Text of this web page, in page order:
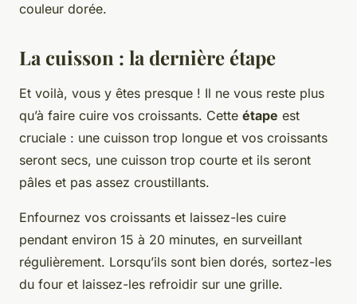
couleur dorée.
La cuisson : la dernière étape
Et voilà, vous y êtes presque ! Il ne vous reste plus
qu’à faire cuire vos croissants. Cette étape est
cruciale : une cuisson trop longue et vos croissants
seront secs, une cuisson trop courte et ils seront
pâles et pas assez croustillants.
Enfournez vos croissants et laissez-les cuire
pendant environ 15 à 20 minutes, en surveillant
régulièrement. Lorsqu’ils sont bien dorés, sortez-les
du four et laissez-les refroidir sur une grille.